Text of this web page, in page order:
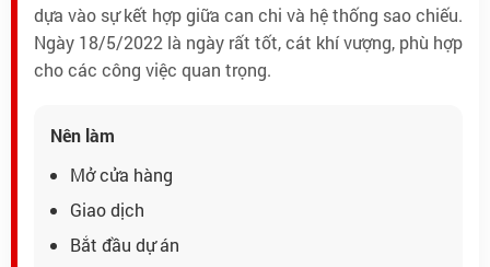
dựa vào sự kết hợp giữa can chi và hệ thống sao chiếu.
Ngày 18/5/2022 là ngày rất tốt, cát khí vượng, phù hợp
cho các công việc quan trọng.
Nên làm
Mở cửa hàng
Giao dịch
Bắt đầu dự án